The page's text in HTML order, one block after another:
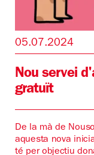
05.07.2024
Nou servei
gratuït
De la mà de
aquesta nova
té per objectiu